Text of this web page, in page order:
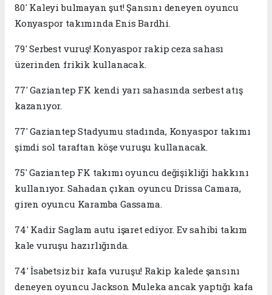
80' Kaleyi bulmayan şut! Şansını deneyen oyuncu
Konyaspor takımında Enis Bardhi.
79' Serbest vuruş! Konyaspor rakip ceza sahası
üzerinden frikik kullanacak.
77' Gaziantep FK kendi yarı sahasında serbest atış
kazanıyor.
77' Gaziantep Stadyumu stadında, Konyaspor takımı
şimdi sol taraftan köşe vuruşu kullanacak.
75' Gaziantep FK takımı oyuncu değişikliği hakkını
kullanıyor. Sahadan çıkan oyuncu Drissa Camara,
giren oyuncu Karamba Gassama.
74' Kadir Saglam autu işaret ediyor. Ev sahibi takım
kale vuruşu hazırlığında.
74' İsabetsiz bir kafa vuruşu! Rakip kalede şansını
deneyen oyuncu Jackson Muleka ancak yaptığı kafa